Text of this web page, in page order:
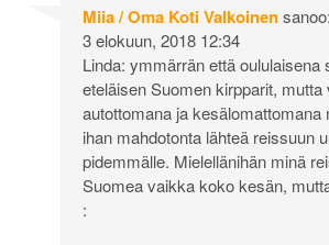
Miia / Oma Koti Valkoinensanoo:
3 elokuun, 2018 12:34
Linda: ymmärrän että oululaisena
eteläisen Suomen kirpparit, mutta
autottomana ja kesälomattomana
ihan mahdotonta lähteä reissuun
pidemmälle. Mielellänihän minä
Suomea vaikka koko kesän,
: